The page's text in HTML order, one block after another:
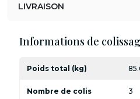
LIVRAISON
Informations de
Poids total (kg)
Nombre de colis 3